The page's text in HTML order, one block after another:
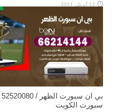
12 أبريل، 2021
سبورت الكويت